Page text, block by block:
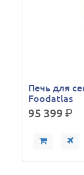
Печь для
Foodatlas
95 399р.